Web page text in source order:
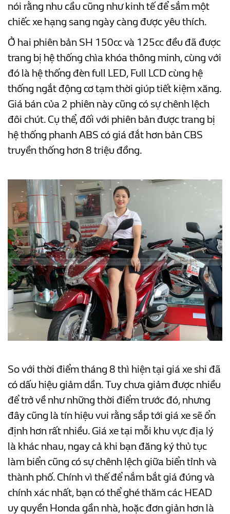
nói rằng nhu cầu cũng như kinh tế để sắm một
chiếc xe hạng sang ngày càng được yêu thích.
Ở hai phiên bản SH 150cc và 125cc đều đã được
trang bị hệ thống chìa khóa thông minh, cùng với
đó là hệ thống đèn full LED, Full LCD cùng hệ
thống ngắt động cơ tạm thời giúp tiết kiệm xăng.
Giá bán của 2 phiên này cũng có sự chênh lệch
đôi chút. Cụ thể, đối với phiên bản được trang bị
hệ thống phanh ABS có giá đắt hơn bản CBS
truyền thống hơn 8 triệu đồng.
So với thời điểm tháng 8 thì hiện tại giá xe shi đã
có dấu hiệu giảm dần. Tuy chưa giảm được nhiều
để trở về như những thời điểm trước đó, nhưng
đây cũng là tín hiệu vui rằng sắp tới giá xe sẽ ổn
định hơn rất nhiều. Giá xe tại mỗi khu vực địa lý
là khác nhau, ngay cả khi bạn đăng ký thủ tục
làm biển cũng có sự chênh lệch giữa biển tỉnh và
thành phố. Chính vì thế để nắm bắt giá đúng và
chính xác nhất, bạn có thể ghé thăm các HEAD
uy quyền Honda gần nhà, hoặc đơn giản hơn là